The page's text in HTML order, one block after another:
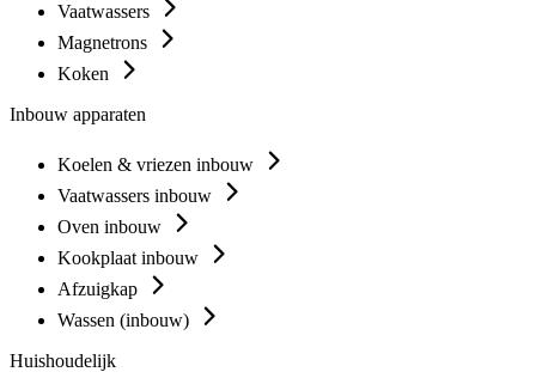
Vaatwassers
Magnetrons
Koken
Inbouw apparaten
Koelen & vriezen inbouw
Vaatwassers inbouw
Oven inbouw
Kookplaat inbouw
Afzuigkap
Wassen (inbouw)
Huishoudelijk